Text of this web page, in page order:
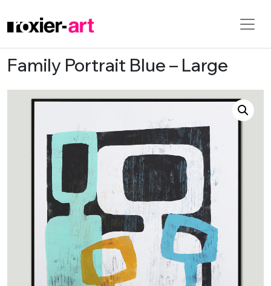
Skip to main content
Family Portrait Blue – Large